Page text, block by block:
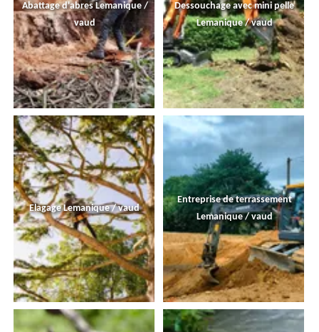
Abattage d'abres Lemanique /
vaud
Dessouchage avec mini pelle
Lemanique / vaud
Elagage Lemanique / vaud
Entreprise de terrassement
Lemanique / vaud